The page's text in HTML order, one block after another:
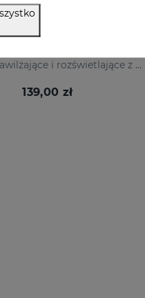
Ampułki nawilżające i rozświetlające z efektem błyskawicznym.
139,00 zł